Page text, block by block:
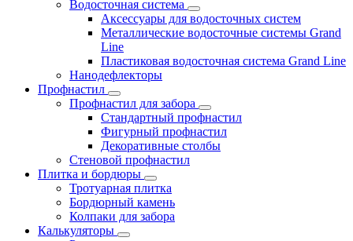
Водосточная система
Аксессуары для водосточных систем
Металлические водосточные системы Grand
Line
Пластиковая водосточная система Grand Line
Нанодефлекторы
Профнастил
Профнастил для забора
Стандартный профнастил
Фигурный профнастил
Декоративные столбы
Стеновой профнастил
Плитка и бордюры
Тротуарная плитка
Бордюрный камень
Колпаки для забора
Калькуляторы